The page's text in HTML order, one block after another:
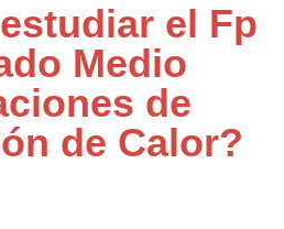
el Fp
Medio
de
de Calor?